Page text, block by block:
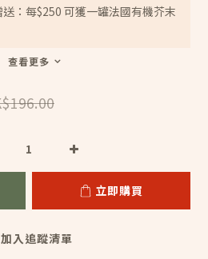
：每$250 可獲一罐法國有機芥末
查看更多
立即購買
加入追蹤清單